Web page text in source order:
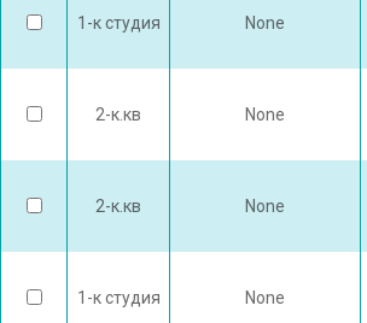
1-к студия None
2-к.кв None
2-к.кв None
1-к студия None